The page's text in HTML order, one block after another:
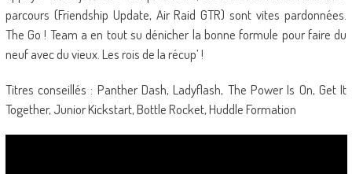
parcours (Friendship Update, Air Raid GTR) sont vites pardonnées.
The Go ! Team a en tout su dénicher la bonne formule pour faire du
neuf avec du vieux. Les rois de la récup’ !
Titres conseillés : Panther Dash, Ladyflash, The Power Is On, Get It
Together, Junior Kickstart, Bottle Rocket, Huddle Formation